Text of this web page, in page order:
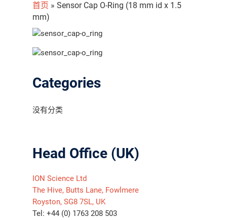
首页 » Sensor Cap O-Ring (18 mm id x 1.5
mm)
Categories
没有分类
Head Office (UK)
ION Science Ltd
The Hive, Butts Lane, Fowlmere
Royston, SG8 7SL, UK
Tel: +44 (0) 1763 208 503